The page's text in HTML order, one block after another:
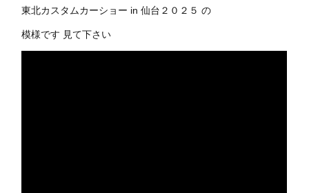
東北カスタムカーショー in 仙台２０２５ の
模様です 見て下さい